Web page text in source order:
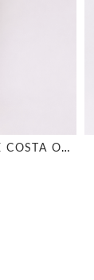
AGR MANGA LONGA DECOTE COSTA OFF WHITE